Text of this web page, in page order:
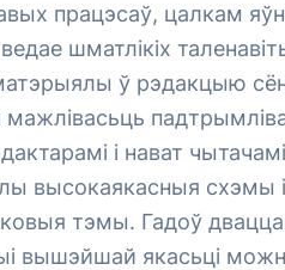
працэсаў, цалкам
шматлікіх
ў рэдакцыю
мажлівасьць
і нават
высокаякасныя схэмы і
тэмы. Гадоў
вышэйшай якасьці